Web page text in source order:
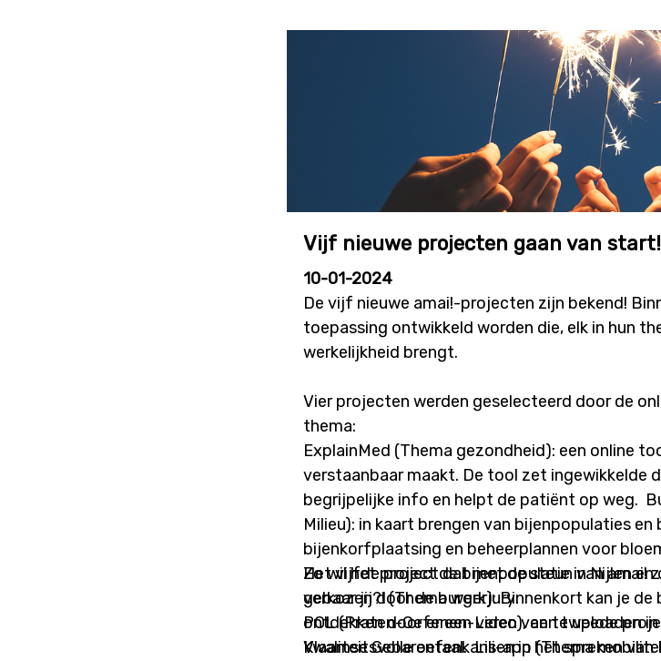
Vijf nieuwe projecten gaan van start!
10-01-2024
De vijf nieuwe amai!-projecten zijn bekend!
toepassing ontwikkeld worden die, elk in hun
werkelijkheid brengt.
Vier projecten werden geselecteerd door de
thema:
ExplainMed (Thema gezondheid): een online
verstaanbaar maakt. De tool zet ingewikkelde
begrijpelijke info en helpt de patiënt op weg. BuzzWatch (Thema Klimaat &
Milieu): in kaart brengen van bijenpopulaties en
bijenkorfplaatsing en beheerplannen voor
Zo wil het project de bijenpopulatie in Nijlen en
gebaar jij?! (Thema werk): Binnenkort kan je de
ontdekken door er een video van te uploaden
Vlaamse Gebarentaal. Lili-app (Thema mobiliteit): Met deze app zullen blinde en
Het vijfde project dat met de steun van amai!
verkozen door de burgerjury:
POL (Praten-Oefenen-Leren), een tweede
Kwaliteitsvolle oefenkansen in het spreken van